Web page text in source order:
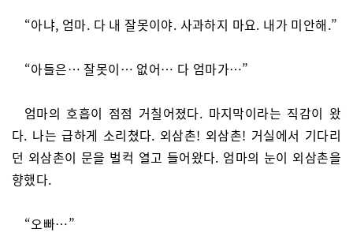
“아냐, 엄마. 다 내 잘못이야. 사과하지 마요. 내가 미안해.”
“아들은… 잘못이… 없어… 다 엄마가…”
엄마의 호흡이 점점 거칠어졌다. 마지막이라는 직감이 왔
다. 나는 급하게 소리쳤다. 외삼촌! 외삼촌! 거실에서 기다리
던 외삼촌이 문을 벌컥 열고 들어왔다. 엄마의 눈이 외삼촌을
향했다.
“오빠…”